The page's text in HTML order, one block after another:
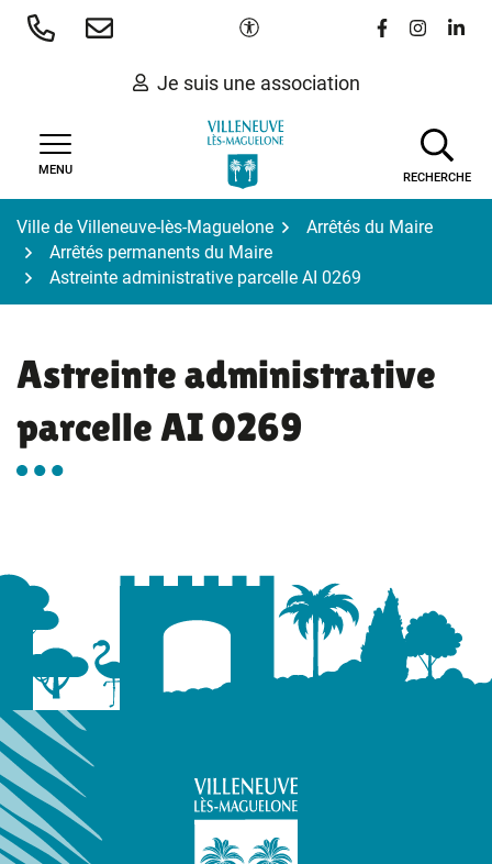
Aller
Paramètres d'accessibilité
Lien vers le
Lien vers
Lien
Je suis une association
MENU
RECHERCHE
Ville de Villeneuve-lès-Maguelone
Arrêtés du Maire
Arrêtés permanents du Maire
Astreinte administrative parcelle AI 0269
Astreinte administrative
parcelle AI 0269